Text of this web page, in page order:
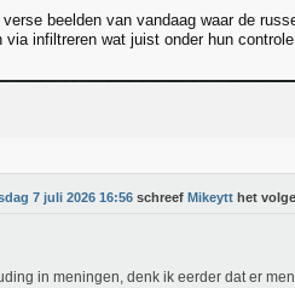
verse beelden van vandaag waar de
via infiltreren wat juist onder hun
7 juli 2026 16:56 schreef Mikeytt het
in meningen, denk ik eerder dat er